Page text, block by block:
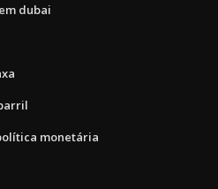
dubai
monetária